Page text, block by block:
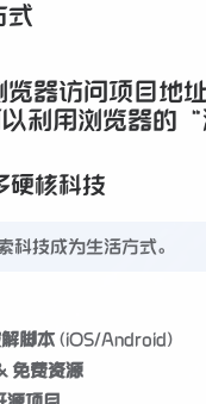
式
览器访问项目地
利用浏览器的
硬核科技
技成为生活方式。
脚本 (iOS/Android)
免费资源